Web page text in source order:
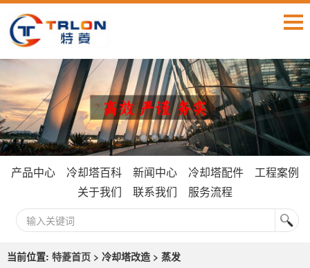
产品中心 冷却塔百科 新闻中心 冷却塔配件
工程案例
关于我们
联系我们 服务流程
当前位置: 特菱首页 > 冷却塔改造 > 蒸发